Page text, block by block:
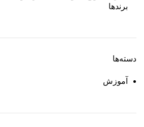
برندها
دسته‌ها
آموزش